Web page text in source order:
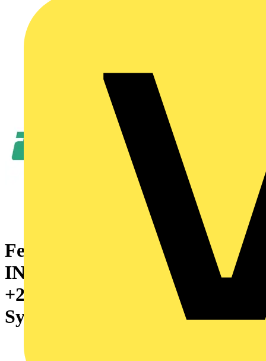
Feldbuskoppler (I/O), PUSH
IN, Micro USB 2.0, 24 V DC
+20 %/ -15 %, über den
Systembus, -20 °C...60 °C